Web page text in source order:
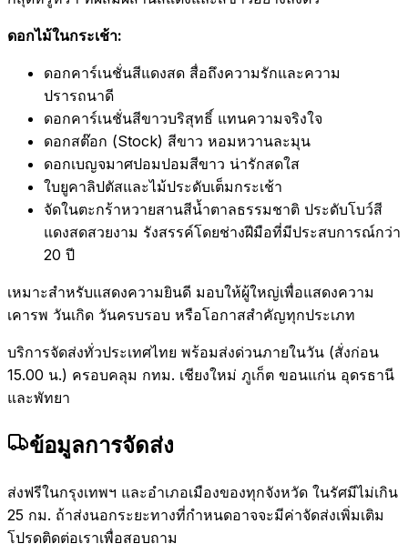
ดอกไม้ในกระเช้า:
ดอกคาร์เนชั่นสีแดงสด สื่อถึงความรักและความ
ปรารถนาดี
ดอกคาร์เนชั่นสีขาวบริสุทธิ์ แทนความจริงใจ
ดอกสต๊อก (Stock) สีขาว หอมหวานละมุน
ดอกเบญจมาศปอมปอมสีขาว น่ารักสดใส
ใบยูคาลิปตัสและไม้ประดับเต็มกระเช้า
จัดในตะกร้าหวายสานสีน้ำตาลธรรมชาติ ประดับโบว์สี
แดงสดสวยงาม รังสรรค์โดยช่างฝีมือที่มีประสบการณ์กว่า
20 ปี
เหมาะสำหรับแสดงความยินดี มอบให้ผู้ใหญ่เพื่อแสดงความ
เคารพ วันเกิด วันครบรอบ หรือโอกาสสำคัญทุกประเภท
บริการจัดส่งทั่วประเทศไทย พร้อมส่งด่วนภายในวัน (สั่งก่อน
15.00 น.) ครอบคลุม กทม. เชียงใหม่ ภูเก็ต ขอนแก่น อุดรธานี
และพัทยา
ข้อมูลการจัดส่ง
ส่งฟรีในกรุงเทพฯ และอำเภอเมืองของทุกจังหวัด ในรัศมีไม่เกิน
25 กม. ถ้าส่งนอกระยะทางที่กำหนดอาจจะมีค่าจัดส่งเพิ่มเติม
โปรดติดต่อเราเพื่อสอบถาม